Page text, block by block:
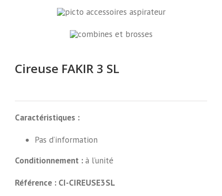
Cireuse FAKIR 3 SL
Caractéristiques :
Pas d’information
Conditionnement :à l’unité
Référence : CI-CIREUSE3SL